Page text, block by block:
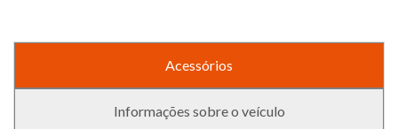
Acessórios
Informações sobre o veículo